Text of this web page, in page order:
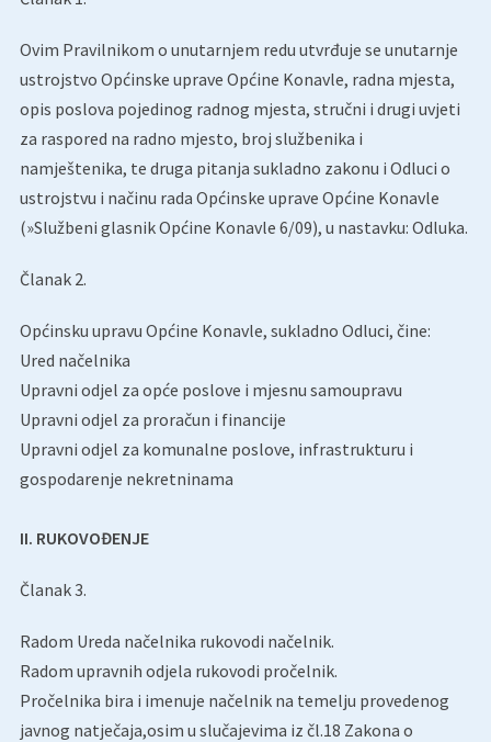
Ovim Pravilnikom o unutarnjem redu utvrđuje se unutarnje
ustrojstvo Općinske uprave Općine Konavle, radna mjesta,
opis poslova pojedinog radnog mjesta, stručni i drugi uvjeti
za raspored na radno mjesto, broj službenika i
namještenika, te druga pitanja sukladno zakonu i Odluci o
ustrojstvu i načinu rada Općinske uprave Općine Konavle
(»Službeni glasnik Općine Konavle 6/09), u nastavku: Odluka.
Članak 2.
Općinsku upravu Općine Konavle, sukladno Odluci, čine:
Ured načelnika
Upravni odjel za opće poslove i mjesnu samoupravu
Upravni odjel za proračun i financije
Upravni odjel za komunalne poslove, infrastrukturu i
gospodarenje nekretninama
II. RUKOVOĐENJE
Članak 3.
Radom Ureda načelnika rukovodi načelnik.
Radom upravnih odjela rukovodi pročelnik.
Pročelnika bira i imenuje načelnik na temelju provedenog
javnog natječaja,osim u slučajevima iz čl.18 Zakona o